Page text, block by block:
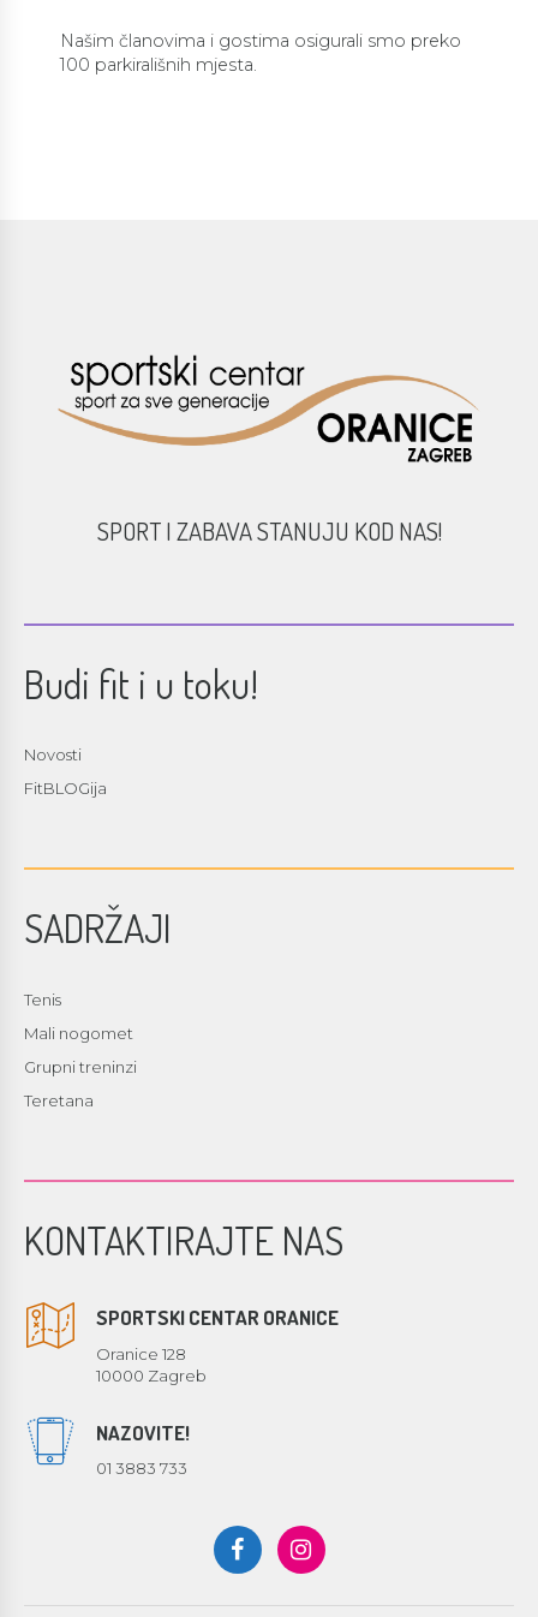
Našim članovima i gostima osigurali smo preko
100 parkirališnih mjesta.
SPORT I ZABAVA STANUJU KOD NAS!
Budi fit i u toku!
Novosti
FitBLOGija
SADRŽAJI
Tenis
Mali nogomet
Grupni treninzi
Teretana
KONTAKTIRAJTE NAS
SPORTSKI CENTAR ORANICE
Oranice 128
10000 Zagreb
NAZOVITE!
01 3883 733